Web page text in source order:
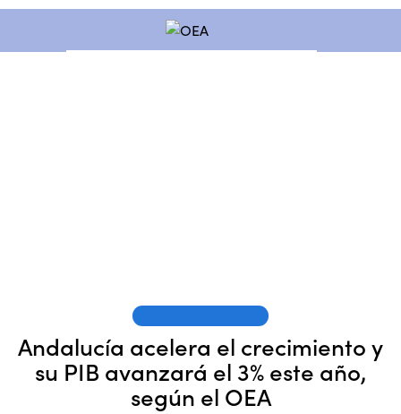
Andalucía acelera el crecimiento y
su PIB avanzará el 3% este año,
según el OEA